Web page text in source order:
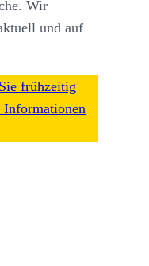
Wir
und auf
frühzeitig
Informationen